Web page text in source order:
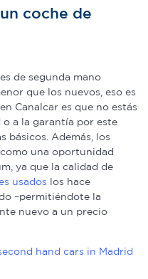
coche de
de segunda mano
que los nuevos, eso es
Canalcar es que no estás
a la garantía por este
básicos. Además, los
una oportunidad
ya que la calidad de
usados los hace
–permitiéndote la
nuevo a un precio
hand cars in Madrid